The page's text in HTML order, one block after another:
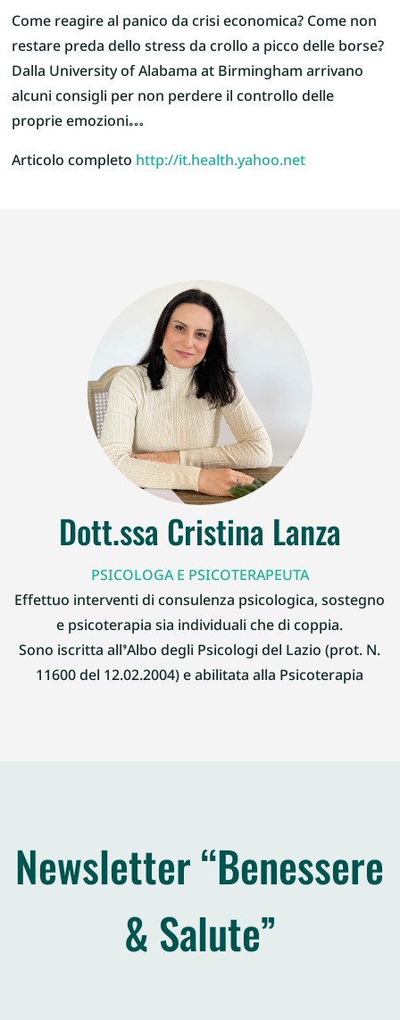
Come reagire al panico da crisi economica? Come non
restare preda dello stress da crollo a picco delle borse?
Dalla University of Alabama at Birmingham arrivano
alcuni consigli per non perdere il controllo delle
proprie emozioni…
Articolo completohttp://it.health.yahoo.net
Dott.ssa Cristina Lanza
PSICOLOGA E PSICOTERAPEUTA
Effettuo interventi di consulenza psicologica, sostegno
e psicoterapia sia individuali che di coppia.
Sono iscritta all’Albo degli Psicologi del Lazio (prot. N.
11600 del 12.02.2004) e abilitata alla Psicoterapia
Newsletter “Benessere
& Salute”